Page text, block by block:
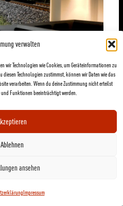
verwalten
wir Technologien wie Cookies, um Geräteinformationen zu
Technologien zustimmst, können wir Daten wie das
verarbeiten. Wenn du deine Zustimmung nicht erteilst
Funktionen beeinträchtigt werden.
Ablehnen
ansehen
Impressum